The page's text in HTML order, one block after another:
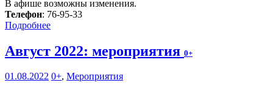
В афише возможны изменения.
Телефон: 76-95-33
Подробнее
Август 2022: мероприятия 0+
01.08.2022 0+, Мероприятия